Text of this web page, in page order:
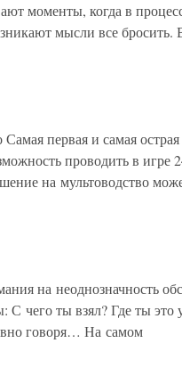
моменты, когда в
мысли все
первая и самая
проводить в игре
на мультоводство
на неоднозначность
чего ты взял? Где ты это
говоря… На самом